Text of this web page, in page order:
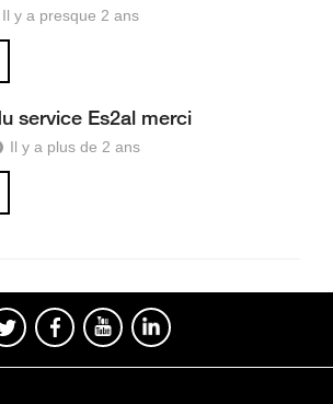
Il y a presque 2 ans
service Es2al merci
Il y a plus de 2 ans